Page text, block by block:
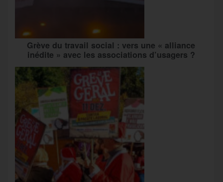
Grève du travail social : vers une « alliance
inédite » avec les associations d’usagers ?